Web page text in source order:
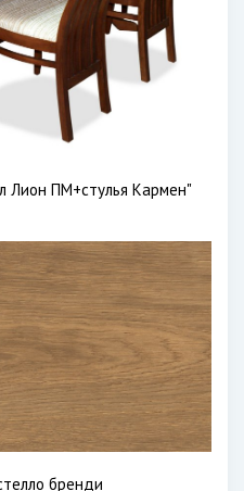
Лион ПМ+стулья Кармен"
бренди